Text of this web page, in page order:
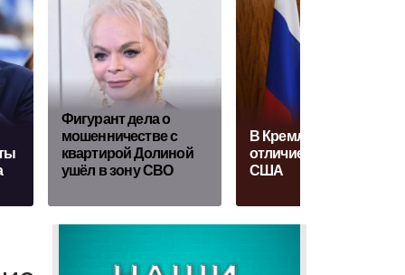
Фигурант дела о
мошенничестве с
квартирой Долиной
ушёл в зону СВО
В Кремле назвали
отличие России от
США